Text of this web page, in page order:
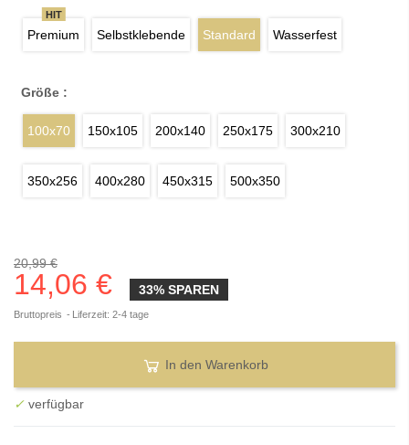
Premium
HIT
Selbstklebende Standard Wasserfest
Größe :
100x70 150x105 200x140 250x175 300x210
350x256 400x280 450x315 500x350
20,99 €
14,06 € 33% SPAREN
Bruttopreis Liferzeit: 2-4 tage
In den Warenkorb
✓ verfügbar